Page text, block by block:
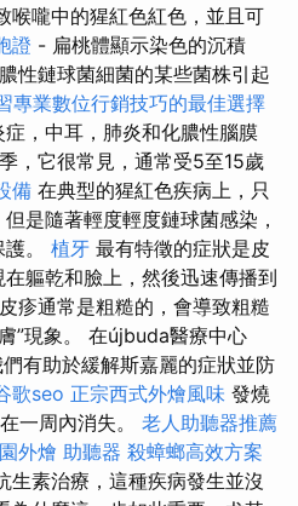
喉嚨中的猩紅色紅色，並且可
證 - 扁桃體顯示染色的沉積
性鏈球菌細菌的某些菌株引起
專業數位行銷技巧的最佳選擇
，中耳，肺炎和化膿性腦膜
，它很常見，通常受5至15歲
備 在典型的猩紅色疾病上，只
是隨著輕度輕度鏈球菌感染，
。 植牙 最有特徵的症狀是皮
軀乾和臉上，然後迅速傳播到
皮疹通常是粗糙的，會導致粗糙
”現象。 在újbuda醫療中心
們有助於緩解斯嘉麗的症狀並防
歌seo 正宗西式外燴風味 發燒
一周內消失。 老人助聽器推薦
外燴 助聽器 殺蟑螂高效方案
生素治療，這種疾病發生並沒